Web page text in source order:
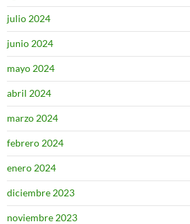
julio 2024
junio 2024
mayo 2024
abril 2024
marzo 2024
febrero 2024
enero 2024
diciembre 2023
noviembre 2023